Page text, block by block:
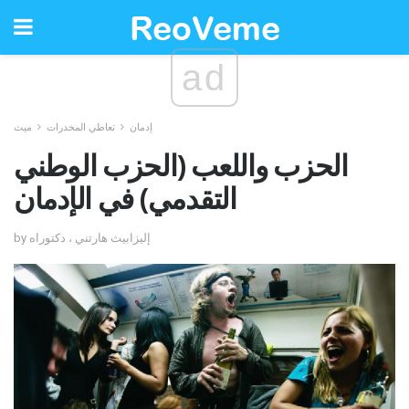
ad
إدمان تعاطي المخدرات ميث
الحزب واللعب (الحزب الوطني
التقدمي) في الإدمان
by إليزابيث هارتني ، دكتوراه